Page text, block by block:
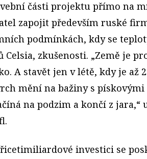
části projektu přímo na
zapojit především ruské
podmínkách, kdy se
Celsia, zkušenosti. „Země je
A stavět jen v létě, kdy je až
mění na bažiny s
na podzim a končí z
investici se